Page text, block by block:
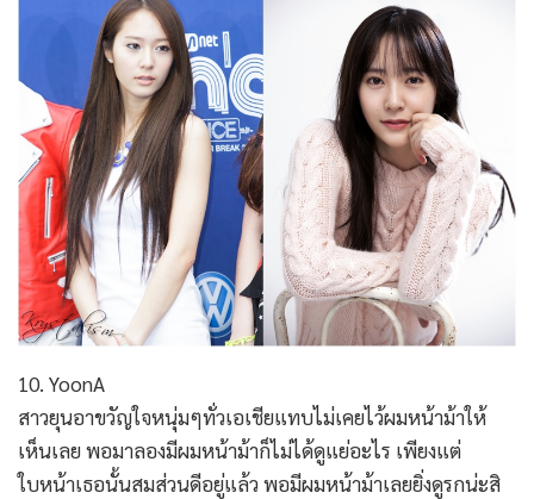
10. YoonA
สาวยุนอาขวัญใจหนุ่มๆทั่วเอเชียแทบไม่เคยไว้ผมหน้าม้าให้
เห็นเลย พอมาลองมีผมหน้าม้าก็ไม่ได้ดูแย่อะไร เพียงแต่
ใบหน้าเธอนั้นสมส่วนดีอยู่แล้ว พอมีผมหน้าม้าเลยยิ่งดูรกน่ะสิ